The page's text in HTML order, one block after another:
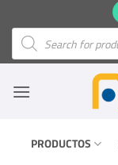
contenido
Búsqueda
productos
PRODUCTOS